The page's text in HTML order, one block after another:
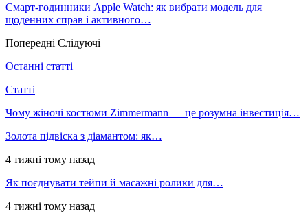
Смарт-годинники Apple Watch: як вибрати модель для
щоденних справ і активного…
Попередні Слідуючі
Останні статті
Статті
Чому жіночі костюми Zimmermann — це розумна інвестиція…
Золота підвіска з діамантом: як…
4 тижні тому назад
Як поєднувати тейпи й масажні ролики для…
4 тижні тому назад